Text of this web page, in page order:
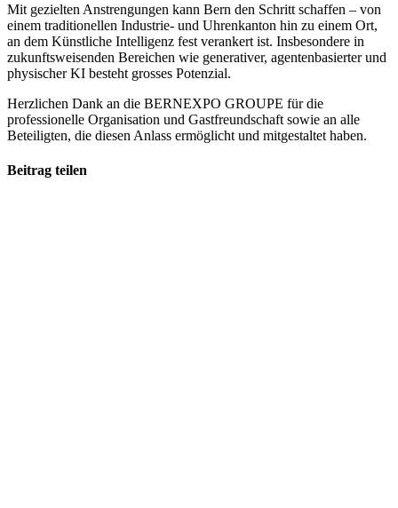
Mit gezielten Anstrengungen kann Bern den Schritt schaffen – von
einem traditionellen Industrie- und Uhrenkanton hin zu einem Ort,
an dem Künstliche Intelligenz fest verankert ist. Insbesondere in
zukunftsweisenden Bereichen wie generativer, agentenbasierter und
physischer KI besteht grosses Potenzial.
Herzlichen Dank an die BERNEXPO GROUPE für die
professionelle Organisation und Gastfreundschaft sowie an alle
Beteiligten, die diesen Anlass ermöglicht und mitgestaltet haben.
Beitrag teilen